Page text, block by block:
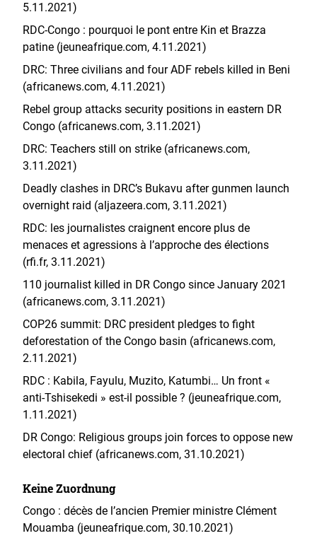
5.11.2021)
RDC-Congo : pourquoi le pont entre Kin et Brazza
patine (jeuneafrique.com, 4.11.2021)
DRC: Three civilians and four ADF rebels killed in Beni
(africanews.com, 4.11.2021)
Rebel group attacks security positions in eastern DR
Congo (africanews.com, 3.11.2021)
DRC: Teachers still on strike (africanews.com,
3.11.2021)
Deadly clashes in DRC’s Bukavu after gunmen launch
overnight raid (aljazeera.com, 3.11.2021)
RDC: les journalistes craignent encore plus de
menaces et agressions à l’approche des élections
(rfi.fr, 3.11.2021)
110 journalist killed in DR Congo since January 2021
(africanews.com, 3.11.2021)
COP26 summit: DRC president pledges to fight
deforestation of the Congo basin (africanews.com,
2.11.2021)
RDC : Kabila, Fayulu, Muzito, Katumbi… Un front «
anti-Tshisekedi » est-il possible ? (jeuneafrique.com,
1.11.2021)
DR Congo: Religious groups join forces to oppose new
electoral chief (africanews.com, 31.10.2021)
Keine Zuordnung
Congo : décès de l’ancien Premier ministre Clément
Mouamba (jeuneafrique.com, 30.10.2021)